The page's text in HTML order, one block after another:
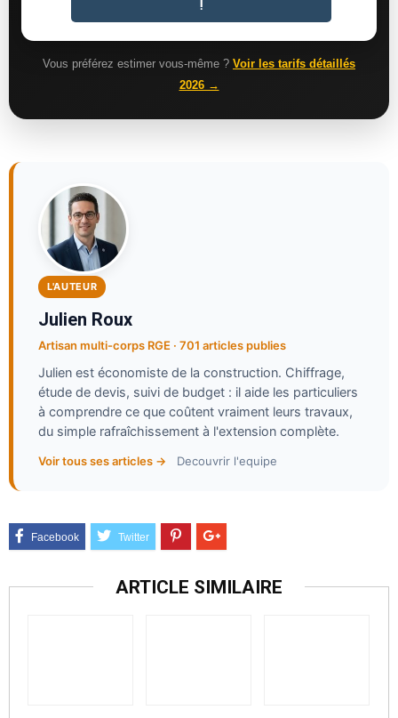
Vous préférez estimer vous-même ? Voir les tarifs détaillés
2026 →
L'AUTEUR
Julien Roux
Artisan multi-corps RGE · 701 articles publies
Julien est économiste de la construction. Chiffrage,
étude de devis, suivi de budget : il aide les particuliers
à comprendre ce que coûtent vraiment leurs travaux,
du simple rafraîchissement à l'extension complète.
Voir tous ses articles → Decouvrir l'equipe
ARTICLE SIMILAIRE